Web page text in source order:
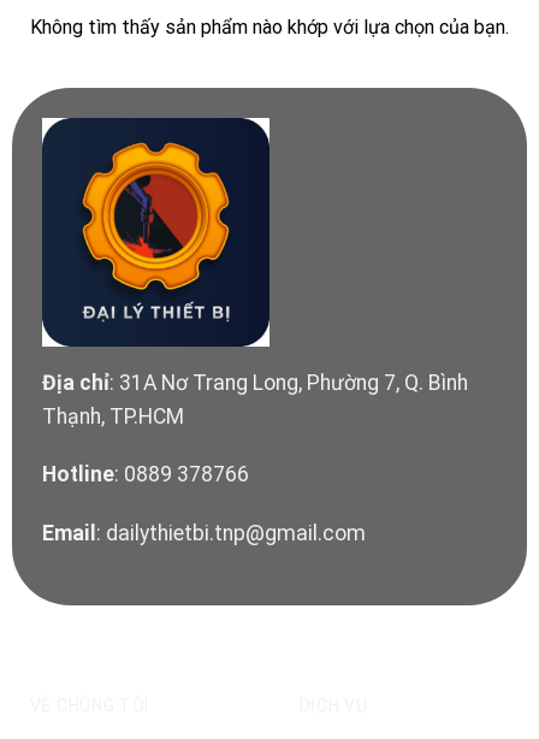
Không tìm thấy sản phẩm nào khớp với lựa chọn của bạn.
Địa chỉ: 31A Nơ Trang Long, Phường 7, Q. Bình
Thạnh, TP.HCM
Hotline: 0889 378766
Email : dailythietbi.tnp@gmail.com